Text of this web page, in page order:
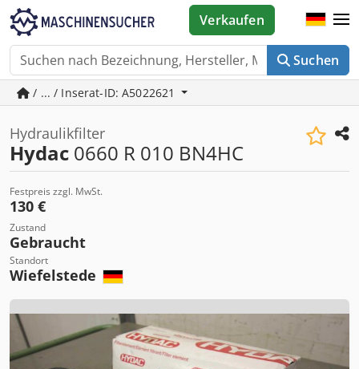
Suchen
Verkaufen
/ ... / Inserat-ID: A5022621
Hydraulikfilter
Hydac 0660 R 010 BN4HC
Festpreis zzgl. MwSt.
130 €
Zustand
Gebraucht
Standort
Wiefelstede